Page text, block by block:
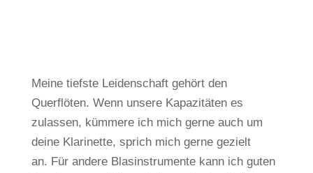
Meine tiefste Leidenschaft gehört den
Querflöten. Wenn unsere Kapazitäten es
zulassen, kümmere ich mich gerne auch um
deine Klarinette, sprich mich gerne gezielt
an. Für andere Blasinstrumente kann ich guten